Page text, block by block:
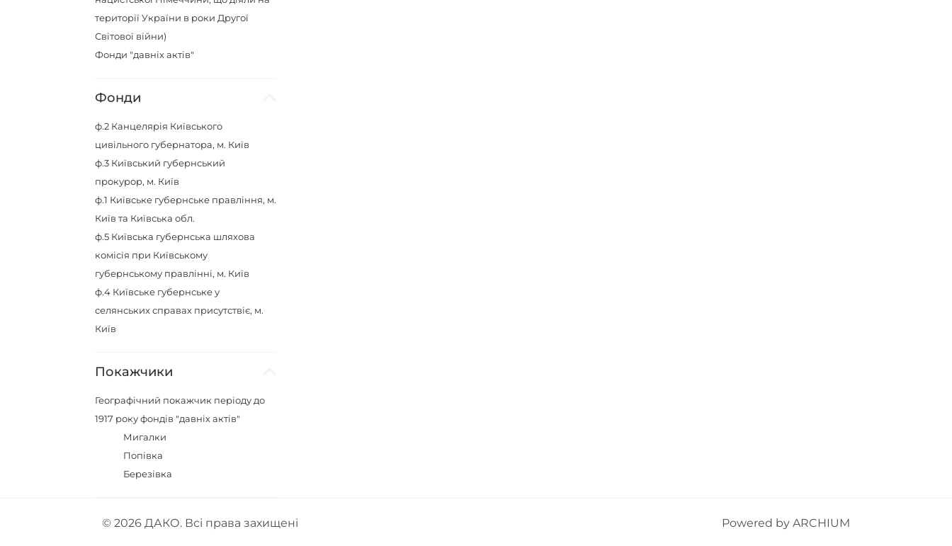
території України в роки Другої
Світової війни)
Фонди "давніх актів"
Фонди
ф.2 Канцелярія Київського
цивільного губернатора, м. Київ
ф.3 Київський губернський
прокурор, м. Київ
ф.1 Київське губернське правління, м.
Київ та Київська обл.
ф.5 Київська губернська шляхова
комісія при Київському
губернському правлінні, м. Київ
ф.4 Київське губернське у
селянських справах присутствіє, м.
Київ
Покажчики
Географічний покажчик періоду до
1917 року фондів "давніх актів"
Мигалки
Попівка
Березівка
© 2026ДАКО. Всі права захищені Powered by ARCHIUM